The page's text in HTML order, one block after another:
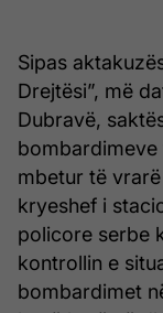
Sipas
Drejtësi”, më
Dubravë,
bombardimeve
mbetur të
kryeshef i
policore serbe
kontrollin e
bombardimet